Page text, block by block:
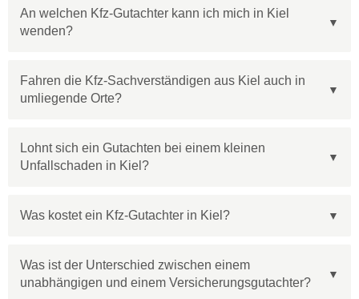
An welchen Kfz-Gutachter kann ich mich in Kiel
wenden?
Fahren die Kfz-Sachverständigen aus Kiel auch in
umliegende Orte?
Lohnt sich ein Gutachten bei einem kleinen
Unfallschaden in Kiel?
Was kostet ein Kfz-Gutachter in Kiel?
Was ist der Unterschied zwischen einem
unabhängigen und einem Versicherungsgutachter?